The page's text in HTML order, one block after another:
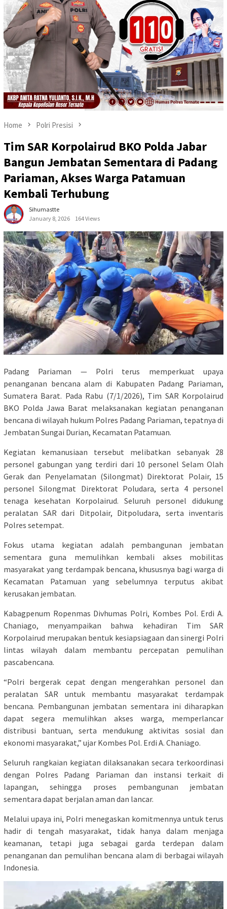
Home Polri Presisi
Tim SAR Korpolairud BKO Polda Jabar
Bangun Jembatan Sementara di Padang
Pariaman, Akses Warga Patamuan
Kembali Terhubung
Sihumastte
January 8, 2026
164 Views
Padang Pariaman — Polri terus memperkuat upaya
penanganan bencana alam di Kabupaten Padang Pariaman,
Sumatera Barat. Pada Rabu (7/1/2026), Tim SAR Korpolairud
BKO Polda Jawa Barat melaksanakan kegiatan penanganan
bencana di wilayah hukum Polres Padang Pariaman, tepatnya di
Jembatan Sungai Durian, Kecamatan Patamuan.
Kegiatan kemanusiaan tersebut melibatkan sebanyak 28
personel gabungan yang terdiri dari 10 personel Selam Olah
Gerak dan Penyelamatan (Silongmat) Direktorat Polair, 15
personel Silongmat Direktorat Poludara, serta 4 personel
tenaga kesehatan Korpolairud. Seluruh personel didukung
peralatan SAR dari Ditpolair, Ditpoludara, serta inventaris
Polres setempat.
Fokus utama kegiatan adalah pembangunan jembatan
sementara guna memulihkan kembali akses mobilitas
masyarakat yang terdampak bencana, khususnya bagi warga di
Kecamatan Patamuan yang sebelumnya terputus akibat
kerusakan jembatan.
Kabagpenum Ropenmas Divhumas Polri, Kombes Pol. Erdi A.
Chaniago, menyampaikan bahwa kehadiran Tim SAR
Korpolairud merupakan bentuk kesiapsiagaan dan sinergi Polri
lintas wilayah dalam membantu percepatan pemulihan
pascabencana.
“Polri bergerak cepat dengan mengerahkan personel dan
peralatan SAR untuk membantu masyarakat terdampak
bencana. Pembangunan jembatan sementara ini diharapkan
dapat segera memulihkan akses warga, memperlancar
distribusi bantuan, serta mendukung aktivitas sosial dan
ekonomi masyarakat,” ujar Kombes Pol. Erdi A. Chaniago.
Seluruh rangkaian kegiatan dilaksanakan secara terkoordinasi
dengan Polres Padang Pariaman dan instansi terkait di
lapangan, sehingga proses pembangunan jembatan
sementara dapat berjalan aman dan lancar.
Melalui upaya ini, Polri menegaskan komitmennya untuk terus
hadir di tengah masyarakat, tidak hanya dalam menjaga
keamanan, tetapi juga sebagai garda terdepan dalam
penanganan dan pemulihan bencana alam di berbagai wilayah
Indonesia.